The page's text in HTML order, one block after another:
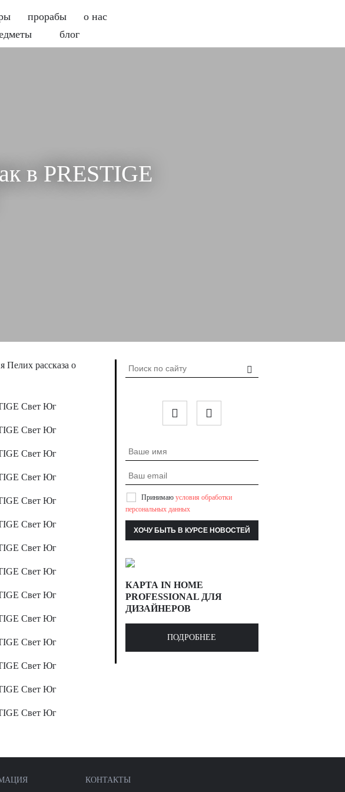
прорабы
о нас
блог
в PRESTIGE
Пелих рассказа о
Принимаю условия обработки
персональных данных
КАРТА IN HOME
PROFESSIONAL ДЛЯ
ДИЗАЙНЕРОВ
ПОДРОБНЕЕ
КОНТАКТЫ